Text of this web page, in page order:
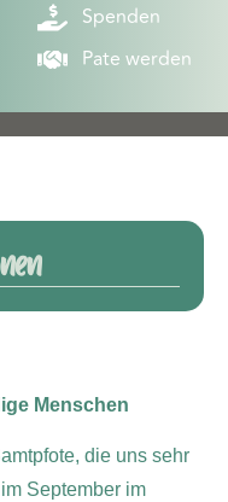
Spenden
Pate werden
Menschen
die uns sehr
September im